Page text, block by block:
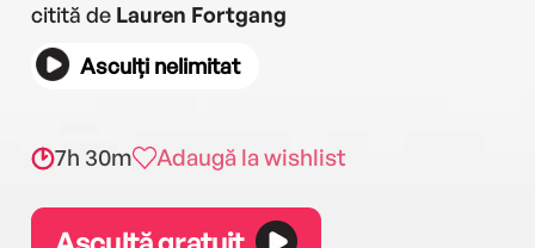
citită de Lauren Fortgang
Asculți nelimitat
7h 30m Adaugă la wishlist